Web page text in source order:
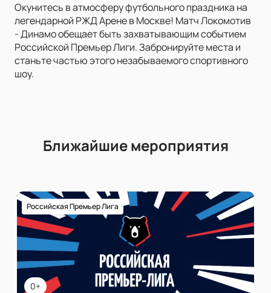
Окунитесь в атмосферу футбольного праздника на
легендарной РЖД Арене в Москве! Матч Локомотив
- Динамо обещает быть захватывающим событием
Российской Премьер Лиги. Забронируйте места и
станьте частью этого незабываемого спортивного
шоу.
Ближайшие мероприятия
0+
Российская Премьер Лига